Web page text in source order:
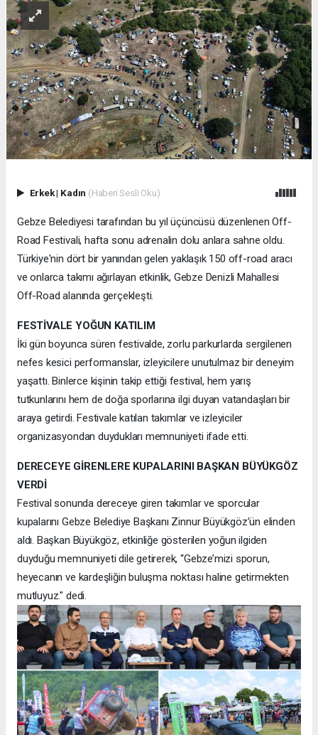
Erkek| Kadın (Haberi Sesli Oku)
Gebze Belediyesi tarafından bu yıl üçüncüsü düzenlenen Off-
Road Festivali, hafta sonu adrenalin dolu anlara sahne oldu.
Türkiye'nin dört bir yanından gelen yaklaşık 150 off-road aracı
ve onlarca takımı ağırlayan etkinlik, Gebze Denizli Mahallesi
Off-Road alanında gerçekleşti.
FESTİVALE YOĞUN KATILIM
İki gün boyunca süren festivalde, zorlu parkurlarda sergilenen
nefes kesici performanslar, izleyicilere unutulmaz bir deneyim
yaşattı. Binlerce kişinin takip ettiği festival, hem yarış
tutkunlarını hem de doğa sporlarına ilgi duyan vatandaşları bir
araya getirdi. Festivale katılan takımlar ve izleyiciler
organizasyondan duydukları memnuniyeti ifade etti.
DERECEYE GİRENLERE KUPALARINI BAŞKAN BÜYÜKGÖZ
VERDİ
Festival sonunda dereceye giren takımlar ve sporcular
kupalarını Gebze Belediye Başkanı Zinnur Büyükgöz’ün elinden
aldı. Başkan Büyükgöz, etkinliğe gösterilen yoğun ilgiden
duyduğu memnuniyeti dile getirerek, “Gebze’mizi sporun,
heyecanın ve kardeşliğin buluşma noktası haline getirmekten
mutluyuz." dedi.